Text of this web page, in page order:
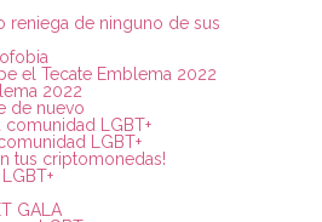
reniega de ninguno de sus
el Tecate Emblema 2022
2022
de nuevo
LGBT+
LGBT+
tus criptomonedas!
GALA